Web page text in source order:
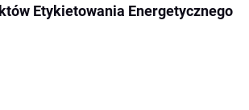
Etykietowania Energetycznego